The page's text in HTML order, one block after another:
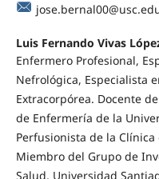
Luis Fernando Vivas
Enfermero Profesional,
Nefrológica, Especialista
Extracorpórea. Docente
de Enfermería de la
Perfusionista de la Clínica
Miembro del Grupo de
Salud, Universidad